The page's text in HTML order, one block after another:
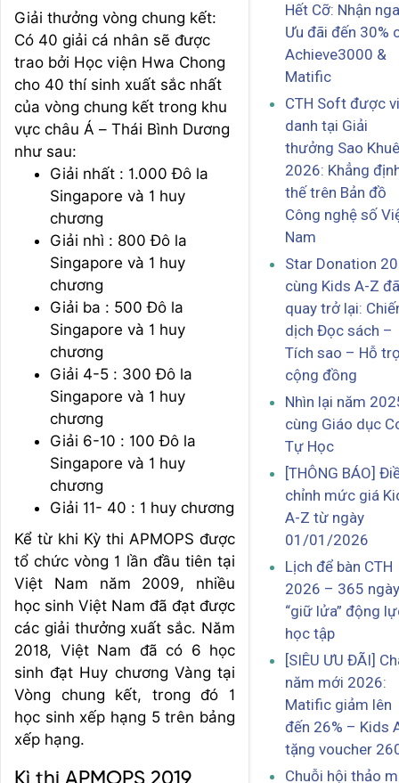
Giải thưởng vòng chung kết:
Có 40 giải cá nhân sẽ được
trao bởi Học viện Hwa Chong
cho 40 thí sinh xuất sắc nhất
của vòng chung kết trong khu
vực châu Á – Thái Bình Dương
như sau:
Giải nhất : 1.000 Đô la
Singapore và 1 huy
chương
Giải nhì : 800 Đô la
Singapore và 1 huy
chương
Giải ba : 500 Đô la
Singapore và 1 huy
chương
Giải 4-5 : 300 Đô la
Singapore và 1 huy
chương
Giải 6-10 : 100 Đô la
Singapore và 1 huy
chương
Giải 11- 40 : 1 huy chương
Kể từ khi Kỳ thi APMOPS được
tổ chức vòng 1 lần đầu tiên tại
Việt Nam năm 2009, nhiều
học sinh Việt Nam đã đạt được
các giải thưởng xuất sắc. Năm
2018, Việt Nam đã có 6 học
sinh đạt Huy chương Vàng tại
Vòng chung kết, trong đó 1
học sinh xếp hạng 5 trên bảng
xếp hạng.
Hết Cỡ: Nhận
Ưu đãi đến 30%
Achieve3000 &
Matific
CTH Soft được
danh tại Giải
thưởng Sao Khuê
2026: Khẳng
thế trên Bản đồ
Công nghệ số
Nam
Star Donation
cùng Kids A-Z đã
quay trở lại:
dịch Đọc sách –
Tích sao – Hỗ
cộng đồng
Nhìn lại năm
cùng Giáo dục
Tự Học
[THÔNG BÁO]
chỉnh mức giá
A-Z từ ngày
01/01/2026
Lịch để bàn CTH
2026 – 365 ngày
“giữ lửa” động
học tập
[SIÊU ƯU ĐÃI]
năm mới 2026:
Matific giảm lên
đến 26% – Kids
tặng voucher
Chuỗi hội thảo